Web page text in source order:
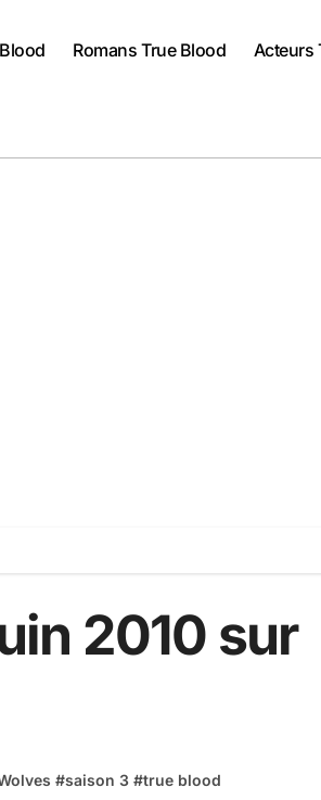
Romans True Blood Acteurs
2010 sur
#saison 3 #true blood